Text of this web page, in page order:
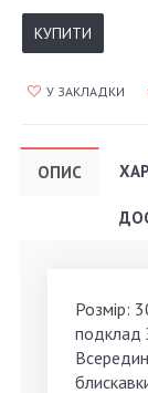
КУПИТИ
У ЗАКЛАДКИ
ОПИС
Розмір:
подклад